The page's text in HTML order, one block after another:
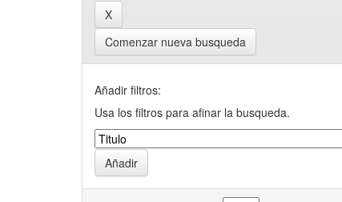
Comenzar nueva busqueda
Añadir filtros:
Usa los filtros para afinar la busqueda.